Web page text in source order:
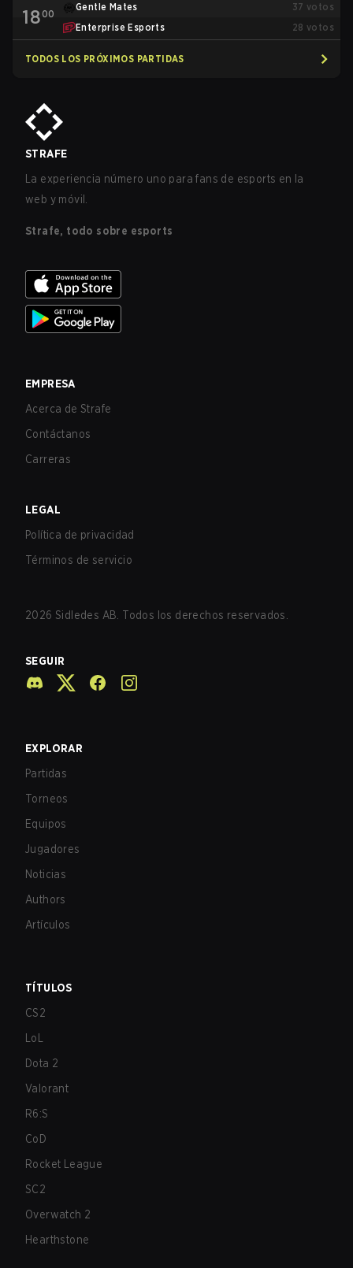
1800
Gentle Mates 37 votos
Enterprise Esports
28 votos
TODOS LOS PRÓXIMOS PARTIDAS
STRAFE
La experiencia número uno para fans de esports en la
web y móvil.
Strafe, todo sobre esports
EMPRESA
Acerca de Strafe
Contáctanos
Carreras
LEGAL
Política de privacidad
Términos de servicio
2026 Sidledes AB. Todos los derechos reservados.
SEGUIR
EXPLORAR
Partidas
Torneos
Equipos
Jugadores
Noticias
Authors
Artículos
TÍTULOS
CS2
LoL
Dota 2
Valorant
R6:S
CoD
Rocket League
SC2
Overwatch 2
Hearthstone